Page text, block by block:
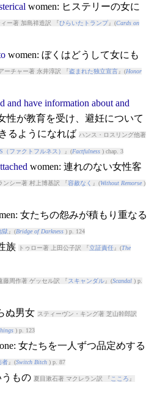
women: ヒステリーの女に
ー著 加島祥造訳 『ひらいたトランプ』(Cards on
women: ぼくはどうして女にも
ーチャー著 永井淳訳 『盗まれた独立宣言』(Honor
and have information about and
性が教育を受け、避妊について
るようになれば ハンス・ロスリング他著
（ファクトフルネス） 』(Factfulness) chap. 3
women: 連れのない女性客
ンシー著 村上博基訳 『容赦なく 』(Without Remorse)
: 女たちの怨みが積もり重なる
獄 』(Bridge of Darkness) p. 124
族 トゥロー著 上田公子訳 『立証責任』(The
藤周作著 ゲッセル訳 『スキャンダル』(Scandal) p.
ぬ男女 スティーヴン・キング著 芝山幹郎訳
) p. 123
女たちを一人ずつ品定めする
者』(Switch Bitch) p. 87
もの 夏目漱石著 マクレラン訳 『 こころ 』